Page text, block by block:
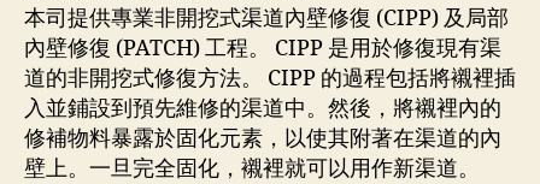
本司提供專業非開挖式渠道內壁修復 (CIPP) 及局部
內壁修復 (PATCH) 工程。 CIPP 是用於修復現有渠
道的非開挖式修復方法。 CIPP 的過程包括將襯裡插
入並鋪設到預先維修的渠道中。然後，將襯裡內的
修補物料暴露於固化元素，以使其附著在渠道的內
壁上。一旦完全固化，襯裡就可以用作新渠道。